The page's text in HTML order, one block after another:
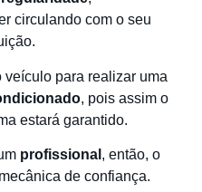
circulando com o seu
veículo para realizar uma
, pois assim o
estará garantido.
profissional , então, o
de confiança.